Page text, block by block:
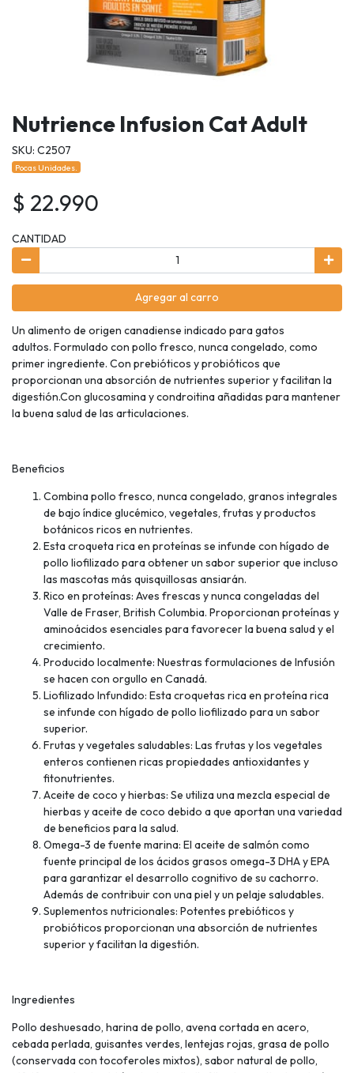
Nutrience Infusion Cat Adult
SKU: C2507
Pocas Unidades.
$ 22.990
CANTIDAD
Agregar al carro
Un alimento de origen canadiense indicado para gatos
adultos. Formulado con pollo fresco, nunca congelado, como
primer ingrediente. Con prebióticos y probióticos que
proporcionan una absorción de nutrientes superior y facilitan la
digestión.Con glucosamina y condroitina añadidas para mantener
la buena salud de las articulaciones.
Beneficios
Combina pollo fresco, nunca congelado, granos integrales
de bajo índice glucémico, vegetales, frutas y productos
botánicos ricos en nutrientes.
Esta croqueta rica en proteínas se infunde con hígado de
pollo liofilizado para obtener un sabor superior que incluso
las mascotas más quisquillosas ansiarán.
Rico en proteínas: Aves frescas y nunca congeladas del
Valle de Fraser, British Columbia. Proporcionan proteínas y
aminoácidos esenciales para favorecer la buena salud y el
crecimiento.
Producido localmente: Nuestras formulaciones de Infusión
se hacen con orgullo en Canadá.
Liofilizado Infundido: Esta croquetas rica en proteína rica
se infunde con hígado de pollo liofilizado para un sabor
superior.
Frutas y vegetales saludables: Las frutas y los vegetales
enteros contienen ricas propiedades antioxidantes y
fitonutrientes.
Aceite de coco y hierbas: Se utiliza una mezcla especial de
hierbas y aceite de coco debido a que aportan una variedad
de beneficios para la salud.
Omega-3 de fuente marina: El aceite de salmón como
fuente principal de los ácidos grasos omega-3 DHA y EPA
para garantizar el desarrollo cognitivo de su cachorro.
Además de contribuir con una piel y un pelaje saludables.
Suplementos nutricionales: Potentes prebióticos y
probióticos proporcionan una absorción de nutrientes
superior y facilitan la digestión.
Ingredientes
Pollo deshuesado, harina de pollo, avena cortada en acero,
cebada perlada, guisantes verdes, lentejas rojas, grasa de pollo
(conservada con tocoferoles mixtos), sabor natural de pollo,